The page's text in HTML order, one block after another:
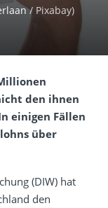
/ Pixabay)
den ihnen
einigen Fällen
über
(DIW) hat
den